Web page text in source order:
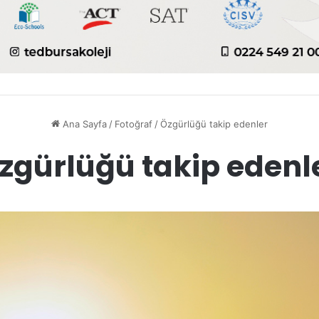
Ana Sayfa / Fotoğraf /Özgürlüğü takip edenler
takip